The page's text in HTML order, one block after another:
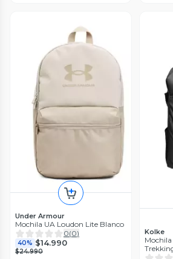
Under Armour
Mochila UA Loudon Lite Blanco
0(0)
40% $14.990
$24.990
Kolke